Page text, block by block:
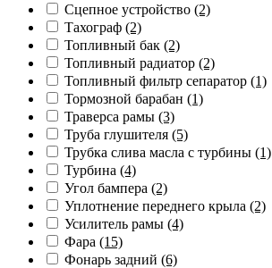
Сцепное устройство (2)
Тахограф (2)
Топливный бак (2)
Топливный радиатор (2)
Топливный фильтр сепаратор (1)
Тормозной барабан (1)
Траверса рамы (3)
Труба глушителя (5)
Трубка слива масла с турбины (1)
Турбина (4)
Угол бампера (2)
Уплотнение переднего крыла (2)
Усилитель рамы (4)
Фара (15)
Фонарь задний (6)